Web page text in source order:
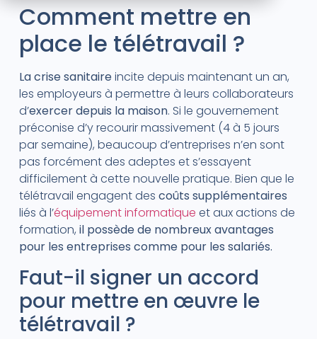
Comment mettre en
place le télétravail ?
La crise sanitaireincite depuis maintenant un an,
les employeurs à permettre à leurs collaborateurs
d’exercer depuis la maison. Si le gouvernement
préconise d’y recourir massivement (4 à 5 jours
par semaine), beaucoup d’entreprises n’en sont
pas forcément des adeptes et s’essayent
difficilement à cette nouvelle pratique. Bien que le
télétravail engagent des coûts supplémentaires
liés à l’équipement informatique et aux actions de
formation, il possède de nombreux avantages
pour les entreprises comme pour les salariés.
Faut-il signer un accord
pour mettre en œuvre le
télétravail ?